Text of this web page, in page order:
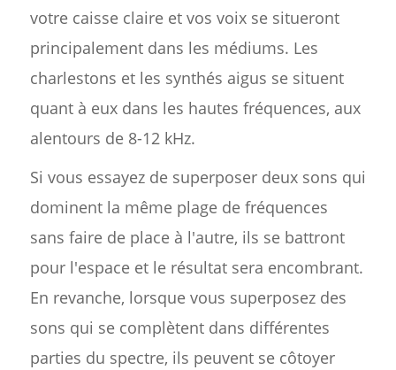
votre caisse claire et vos voix se situeront
principalement dans les médiums. Les
charlestons et les synthés aigus se situent
quant à eux dans les hautes fréquences, aux
alentours de 8-12 kHz.
Si vous essayez de superposer deux sons qui
dominent la même plage de fréquences
sans faire de place à l'autre, ils se battront
pour l'espace et le résultat sera encombrant.
En revanche, lorsque vous superposez des
sons qui se complètent dans différentes
parties du spectre, ils peuvent se côtoyer